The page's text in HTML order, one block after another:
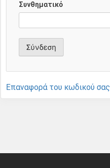
Συνθηματικό
Επαναφορά του κωδικού σας